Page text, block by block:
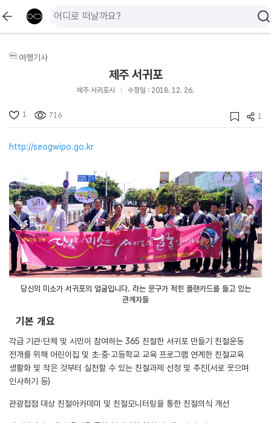
여행기사
제주 서귀포
제주 서귀포시 수정일 : 2018. 12. 26.
1 716 1
http://seogwipo.go.kr
당신의 미소가 서귀포의 얼굴입니다. 라는 문구가 적힌 플랜카드를 들고 있는
관계자들
기본 개요
각급 기관․단체 및 시민이 참여하는 365 친절한 서귀포 만들기 친절운동
전개를 위해 어린이집 및 초․중․고등학교 교육 프로그램 연계한 친절교육
생활화 및 작은 것부터 실천할 수 있는 친절과제 선정 및 추진(서로 웃으며
인사하기 등)
관광접점 대상 친절아카데미 및 친절모니터링을 통한 친절의식 개선